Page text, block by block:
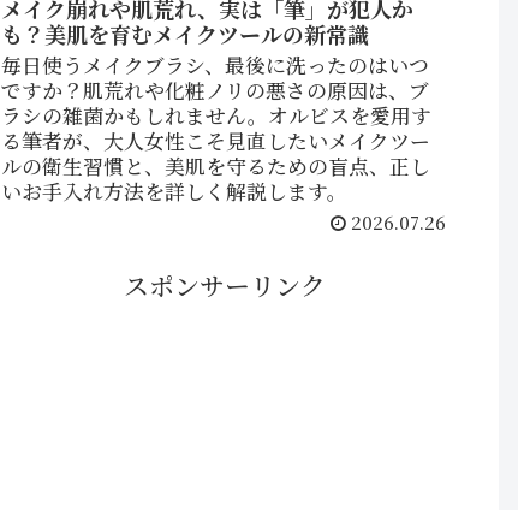
メイク崩れや肌荒れ、実は「筆」が犯人か
も？美肌を育むメイクツールの新常識
毎日使うメイクブラシ、最後に洗ったのはいつ
ですか？肌荒れや化粧ノリの悪さの原因は、ブ
ラシの雑菌かもしれません。オルビスを愛用す
る筆者が、大人女性こそ見直したいメイクツー
ルの衛生習慣と、美肌を守るための盲点、正し
いお手入れ方法を詳しく解説します。
2026.07.26
スポンサーリンク